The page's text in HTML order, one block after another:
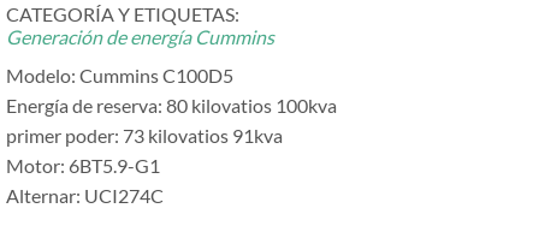
CATEGORÍA Y ETIQUETAS:
Generación de energía Cummins
Modelo: Cummins C100D5
Energía de reserva: 80 kilovatios 100kva
primer poder: 73 kilovatios 91kva
Motor: 6BT5.9-G1
Alternar: UCI274C